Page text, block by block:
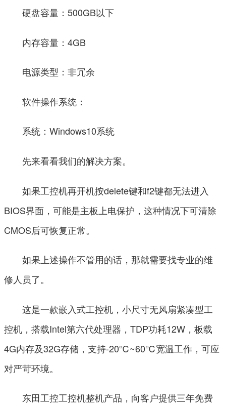
硬盘容量：500GB以下
内存容量：4GB
电源类型：非冗余
软件操作系统：
系统：Windows10系统
先来看看我们的解决方案。
如果工控机再开机按delete键和f2键都无法进入
BIOS界面，可能是主板上电保护，这种情况下可清除
CMOS后可恢复正常。
如果上述操作不管用的话，那就需要找专业的维
修人员了。
这是一款嵌入式工控机，小尺寸无风扇紧凑型工
控机，搭载Intel第六代处理器，TDP功耗12W，板载
4G内存及32G存储，支持-20℃~60℃宽温工作，可应
对严苛环境。
东田工控工控机整机产品，向客户提供三年免费